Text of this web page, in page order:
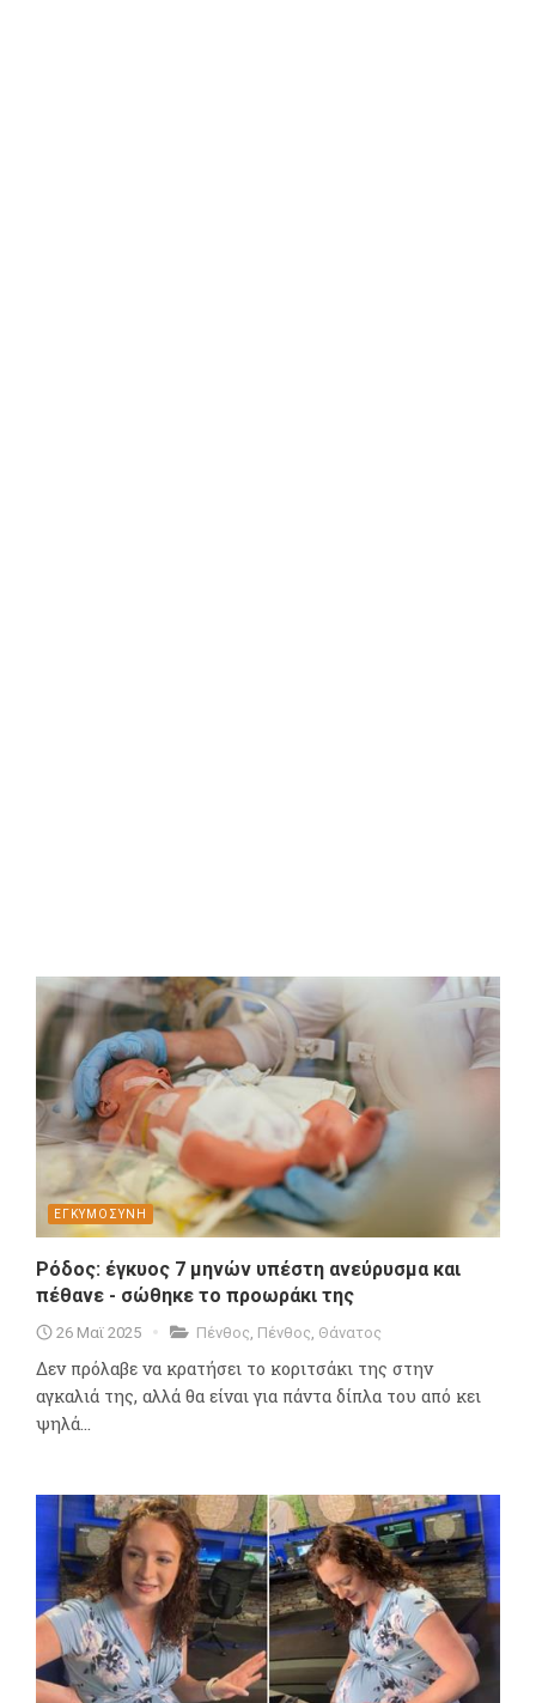
ΕΓΚΥΜΟΣΥΝΗ
Ρόδος: έγκυος 7 μηνών υπέστη ανεύρυσμα και
πέθανε - σώθηκε το προωράκι της
26 Μαϊ 2025 Πένθος Πένθος Θάνατος
Δεν πρόλαβε να κρατήσει το κοριτσάκι της στην
αγκαλιά της, αλλά θα είναι για πάντα δίπλα του από κει
ψηλά...